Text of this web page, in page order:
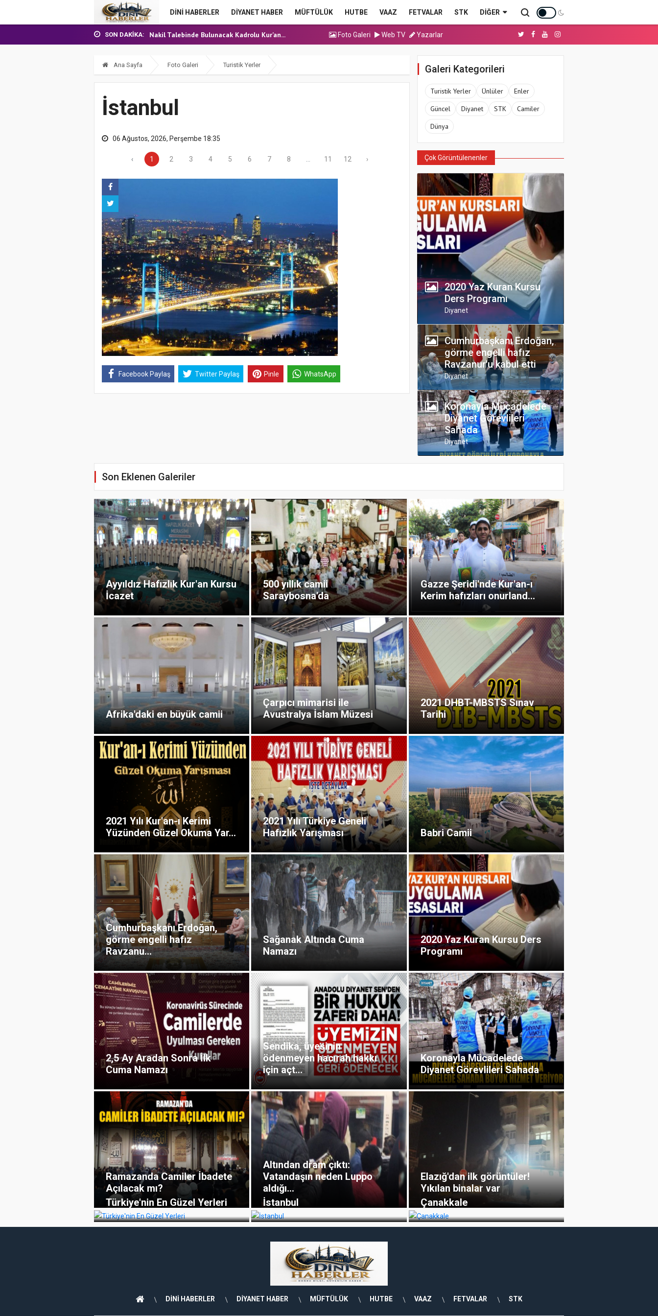
DİNİ HABERLER DİYANET HABER MÜFTÜLÜK HUTBE VAAZ FETVALAR STK DIĞER
SON DAKIKA:
17 Temmuz 2026 - Cuma Hutbesi
Nakil Talebinde Bulunacak Kadrolu Kur’an...
Aşçı Alımı (Kurum İçi) Sınavı (Sözlü) So...
31 Temmuz 2026 - Cuma Hutbesi
17 Temmuz 2026 - Cuma Hutbesi
Nakil Talebinde Bulunacak Kadrolu Kur’an...
Foto Galeri Web TV Yazarlar
Ana Sayfa Foto Galeri Turistik Yerler
İstanbul
06 Ağustos, 2026, Perşembe 18:35
‹ 1 2 3 4 5 6 7 8 11 12 ›
Facebook Paylaş Twitter Paylaş Pinle WhatsApp
Galeri Kategorileri
Turistik Yerler Ünlüler
Enler
Güncel
Diyanet STK
Camiler
Dünya
Çok Görüntülenenler
2020 Yaz Kuran Kursu
Ders Programı
Diyanet
Cumhurbaşkanı Erdoğan,
görme engelli hafız
Ravzanur'u kabul etti
Diyanet
Koronayla Mücadelede
Diyanet Görevlileri
Sahada
Diyanet
Son Eklenen Galeriler
Ayyıldız Hafızlık Kur'an Kursu
İcazet
500 yıllık camii
Saraybosna'da
Gazze Şeridi'nde Kur'an-ı
Kerim hafızları onurland...
Afrika'daki en büyük camii
Çarpıcı mimarisi ile
Avustralya İslam Müzesi
2021 DHBT-MBSTS Sınav
Tarihi
2021 Yılı Kur'an-ı Kerimi
Yüzünden Güzel Okuma Yar...
2021 Yılı Türkiye Geneli
Hafızlık Yarışması
Babri Camii
Cumhurbaşkanı Erdoğan,
görme engelli hafız
Ravzanu...
Sağanak Altında Cuma
Namazı
2020 Yaz Kuran Kursu Ders
Programı
2,5 Ay Aradan Sonra İlk
Cuma Namazı
Sendika, üyesinin
ödenmeyen hacırah hakkı
için açt...
Koronayla Mücadelede
Diyanet Görevlileri Sahada
Ramazanda Camiler İbadete
Açılacak mı?
Altından dram çıktı:
Vatandaşın neden Luppo
aldığı...
Elazığ'dan ilk görüntüler!
Yıkılan binalar var
Türkiye'nin En Güzel Yerleri
İstanbul Çanakkale
DİNİ HABERLER DİYANET HABER MÜFTÜLÜK HUTBE VAAZ FETVALAR STK